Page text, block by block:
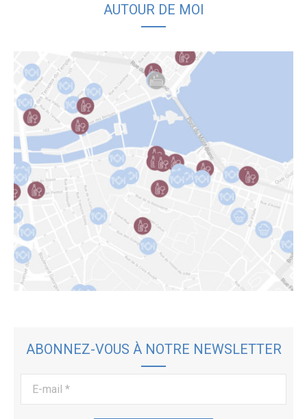
AUTOUR DE MOI
ABONNEZ-VOUS À NOTRE NEWSLETTER
mail